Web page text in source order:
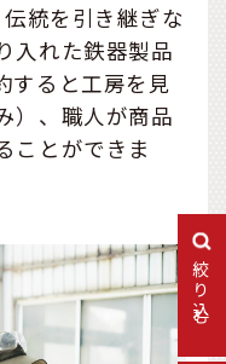
絞り込む
統を引き継ぎな
入れた鉄器製品
すると工房を見
）、職人が商品
ことができま